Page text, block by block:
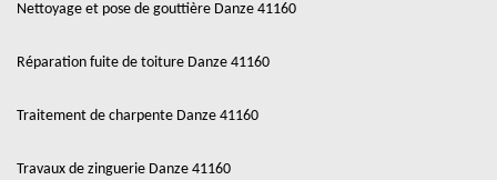
Nettoyage et pose de gouttière Danze 41160
Réparation fuite de toiture Danze 41160
Traitement de charpente Danze 41160
Travaux de zinguerie Danze 41160